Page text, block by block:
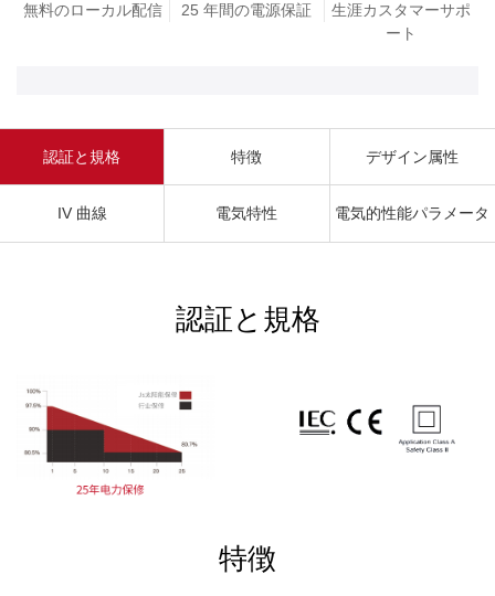
無料のローカル配信 25 年間の電源保証
生涯カスタマーサポ
ート
認証と規格 特徴 デザイン属性
IV 曲線 電気特性 電気的性能パラメータ
認証と規格
特徴